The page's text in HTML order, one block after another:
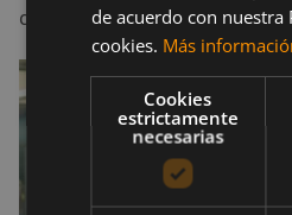
que con las típicas 6-12
de acuerdo con nuestra
cookies. Más
Cookies
estrictamente
necesarias